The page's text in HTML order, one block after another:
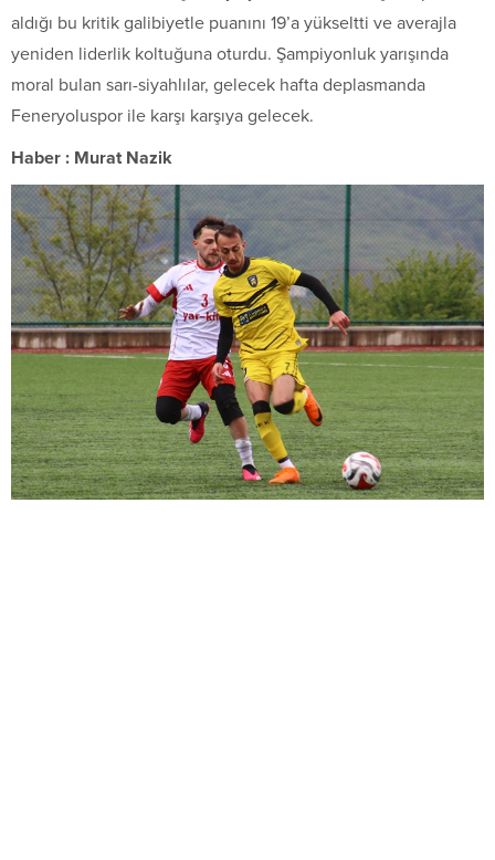
aldığı bu kritik galibiyetle puanını 19’a yükseltti ve averajla
yeniden liderlik koltuğuna oturdu. Şampiyonluk yarışında
moral bulan sarı-siyahlılar, gelecek hafta deplasmanda
Feneryoluspor ile karşı karşıya gelecek.
Haber : Murat Nazik